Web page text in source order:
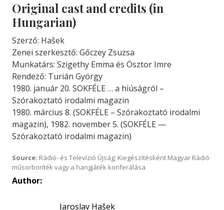
Original cast and credits (in
Hungarian)
Szerző: Hašek
Zenei szerkesztő: Gőczey Zsuzsa
Munkatárs: Szigethy Emma és Ösztor Imre
Rendező: Turián György
1980. január 20. SOKFÉLE … a hiúságról –
Szórakoztató irodalmi magazin
1980. március 8. (SOKFÉLE – Szórakoztató irodalmi
magazin), 1982. november 5. (SOKFÉLE —
Szórakoztató irodalmi magazin)
Source: Rádió- és Televízió Újság; Kiegészítésként Magyar Rádió
műsorboríték vagy a hangjáték konferálása
Author:
Jaroslav Hašek